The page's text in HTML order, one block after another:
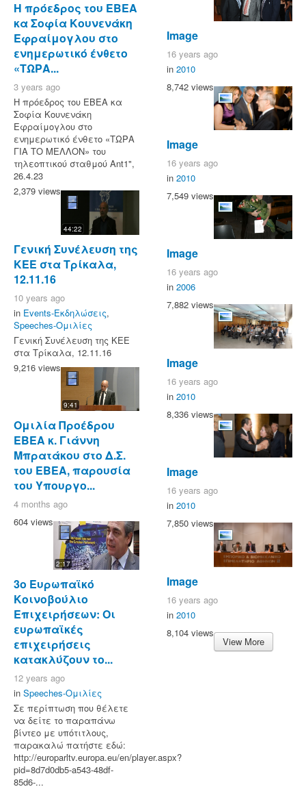
Η πρόεδρος του ΕΒΕΑ
κα Σοφία Κουνενάκη
Εφραίμογλου στο
ενημερωτικό ένθετο
«ΤΩΡΑ...
3 years ago
Η πρόεδρος του ΕΒΕΑ κα
Σοφία Κουνενάκη
Εφραίμογλου στο
ενημερωτικό ένθετο «ΤΩΡΑ
ΓΙΑ ΤΟ ΜΕΛΛΟΝ» του
τηλεοπτικού σταθμού Ant1",
26.4.23
2,379 views
44:22
Γενική Συνέλευση της
ΚΕΕ στα Τρίκαλα,
12.11.16
10 years ago
in Events-Εκδηλώσεις,
Speeches-Ομιλίες
Γενική Συνέλευση της ΚΕΕ
στα Τρίκαλα, 12.11.16
9,216 views
9:41
Ομιλία Προέδρου
ΕΒΕΑ κ. Γιάννη
Μπρατάκου στο Δ.Σ.
του ΕΒΕΑ, παρουσία
του Υπουργο...
4 months ago
604 views
2:17
3ο Ευρωπαϊκό
Κοινοβούλιο
Επιχειρήσεων: Οι
ευρωπαϊκές
επιχειρήσεις
κατακλύζουν το...
12 years ago
in Speeches-Ομιλίες
Σε περίπτωση που θέλετε
να δείτε το παραπάνω
βίντεο με υπότιτλους,
παρακαλώ πατήστε εδώ:
http://europarltv.europa.eu/en/player.aspx?
pid=8d7d0db5-a543-48df-
85d6-...
Image
16 years ago
in 2010
8,742 views
Image
16 years ago
in 2010
7,549 views
Image
16 years ago
in 2006
7,882 views
Image
16 years ago
in 2010
8,336 views
Image
16 years ago
in 2010
7,850 views
Image
16 years ago
in 2010
8,104 views
View More